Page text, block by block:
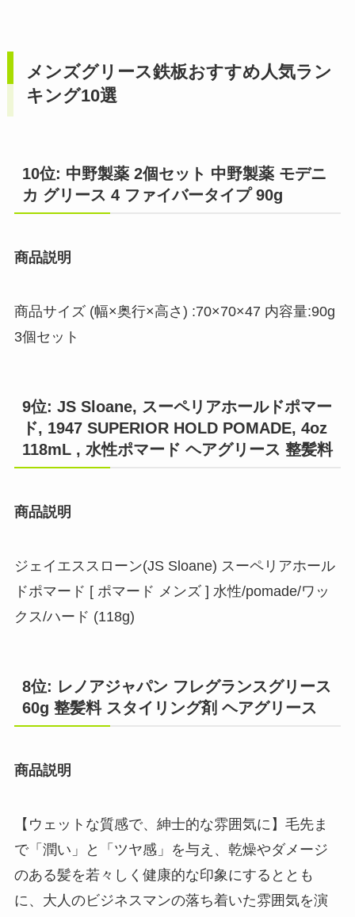
メンズグリース鉄板おすすめ人気ラン
キング10選
10位: 中野製薬 2個セット 中野製薬 モデニ
カ グリース 4 ファイバータイプ 90g
商品説明
商品サイズ (幅×奥行×高さ) :70×70×47 内容量:90g
3個セット
9位: JS Sloane, スーペリアホールドポマー
ド, 1947 SUPERIOR HOLD POMADE, 4oz
118mL , 水性ポマード ヘアグリース 整髪料
商品説明
ジェイエススローン(JS Sloane) スーペリアホール
ドポマード [ ポマード メンズ ] 水性/pomade/ワッ
クス/ハード (118g)
8位: レノアジャパン フレグランスグリース
60g 整髪料 スタイリング剤 ヘアグリース
商品説明
【ウェットな質感で、紳士的な雰囲気に】毛先ま
で「潤い」と「ツヤ感」を与え、乾燥やダメージ
のある髪を若々しく健康的な印象にするととも
に、大人のビジネスマンの落ち着いた雰囲気を演